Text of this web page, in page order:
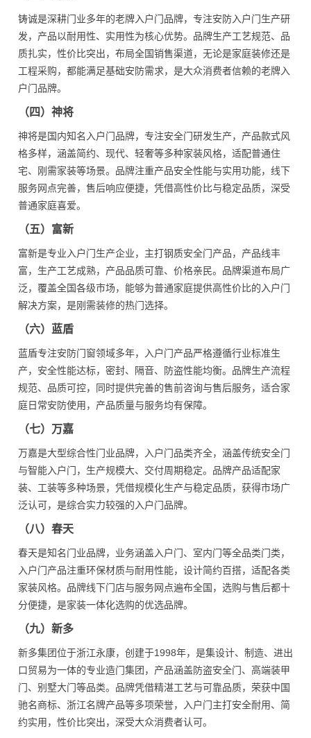
铸诚是深耕门业多年的老牌入户门品牌，专注安防入户门生产研
发，产品以耐用性、实用性为核心优势。品牌生产工艺规范、品
质扎实，性价比突出，布局全国销售渠道，无论是家庭装修还是
工程采购，都能满足基础安防需求，是大众消费者信赖的老牌入
户门品牌。
（四）神将
神将是国内知名入户门品牌，专注安全门研发生产，产品款式风
格多样，涵盖简约、现代、轻奢等多种家装风格，适配普通住
宅、刚需家装等场景。品牌注重产品安全性能与实用功能，线下
服务网点完善，售后响应便捷，凭借高性价比与稳定品质，深受
普通家庭喜爱。
（五）富新
富新是专业入户门生产企业，主打钢质安全门产品，产品线丰
富，生产工艺成熟，产品品质可靠、价格亲民。品牌渠道布局广
泛，覆盖全国各级市场，能够为普通家庭提供高性价比的入户门
解决方案，是刚需装修的热门选择。
（六）蓝盾
蓝盾专注安防门窗领域多年，入户门产品严格遵循行业标准生
产，安全性能达标，密封、隔音、防盗性能均衡。品牌生产流程
规范、品质可控，同时提供完善的售前咨询与售后服务，适合家
庭日常安防使用，产品质量与服务均有保障。
（七）万嘉
万嘉是大型综合性门业品牌，入户门品类齐全，涵盖传统安全门
与智能入户门，生产规模大、交付周期稳定。品牌产品适配家
装、工装等多种场景，凭借规模化生产与稳定品质，获得市场广
泛认可，是综合实力较强的入户门品牌。
（八）春天
春天是知名门业品牌，业务涵盖入户门、室内门等全品类门类，
入户门产品注重环保材质与耐用性能，设计简约百搭，适配各类
家装风格。品牌线下门店与服务网点遍布全国，选购与售后都十
分便捷，是家装一体化选购的优选品牌。
（九）新多
新多集团位于浙江永康，创建于1998年，是集设计、制造、进出
口贸易为一体的专业造门集团，产品涵盖防盗安全门、高端装甲
门、别墅大门等品类。品牌凭借精湛工艺与可靠品质，荣获中国
驰名商标、浙江名牌产品等多项荣誉，入户门主打安全耐用、简
约实用，性价比突出，深受大众消费者认可。